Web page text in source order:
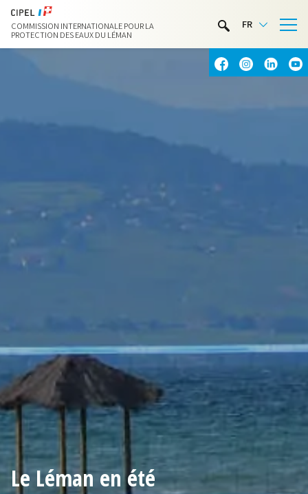
COMMISSION INTERNATIONALE POUR LA
PROTECTION DES EAUX DU LÉMAN
FR
LIMNOTHÈQUE
ACTIVITÉS NAUTIQUES
CONTACT & ACCÈS
Le Léman en été